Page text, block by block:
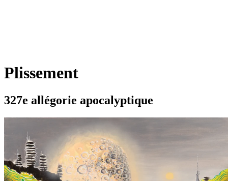
Plissement
327e allégorie apocalyptique